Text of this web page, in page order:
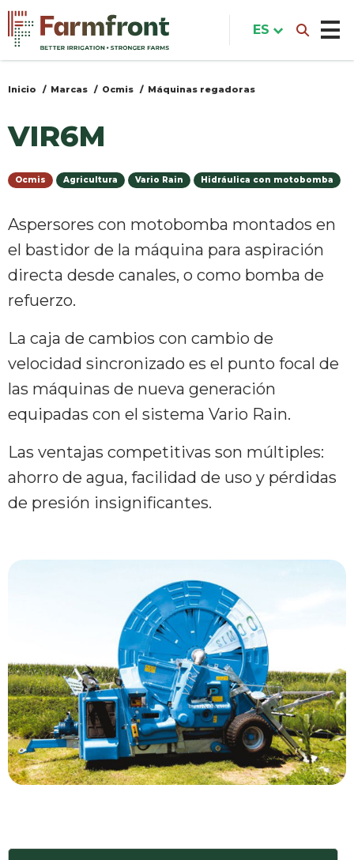
Pasar
contenido
principal
Usted
aquí
Inicio Marcas Ocmis Máquinas regadoras
VIR6M
Ocmis Agricultura Vario Rain Hidráulica con motobomba
Aspersores con motobomba montados en
el bastidor de la máquina para aspiración
directa desde canales, o como bomba de
refuerzo.
La caja de cambios con cambio de
velocidad sincronizado es el punto focal de
las máquinas de nueva generación
equipadas con el sistema Vario Rain.
Las ventajas competitivas son múltiples:
ahorro de agua, facilidad de uso y pérdidas
de presión insignificantes.
ES